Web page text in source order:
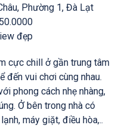
Phường 1, Đà Lạt
đẹp
cực chill ở gần trung tâm
đến vui chơi cùng nhau.
phong cách nhẹ nhàng,
Ở bên trong nhà có
máy giặt, điều hòa,..